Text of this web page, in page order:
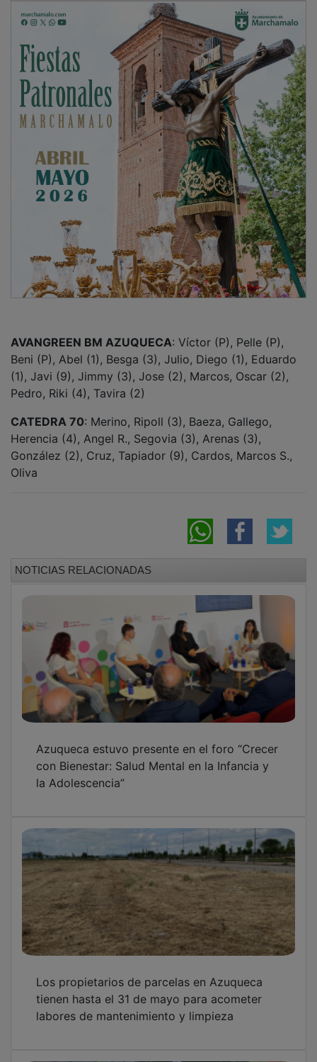
Beni (P), Abel (1), Besga (3), Julio, Diego (1), Eduardo
(1), Javi (9), Jimmy (3), Jose (2), Marcos, Oscar (2),
Pedro, Riki (4), Tavira (2)
Herencia (4), Angel R., Segovia (3), Arenas (3),
González (2), Cruz, Tapiador (9), Cardos, Marcos S.,
Oliva
con Bienestar: Salud Mental en la Infancia y
la Adolescencia”
tienen hasta el 31 de mayo para acometer
labores de mantenimiento y limpieza